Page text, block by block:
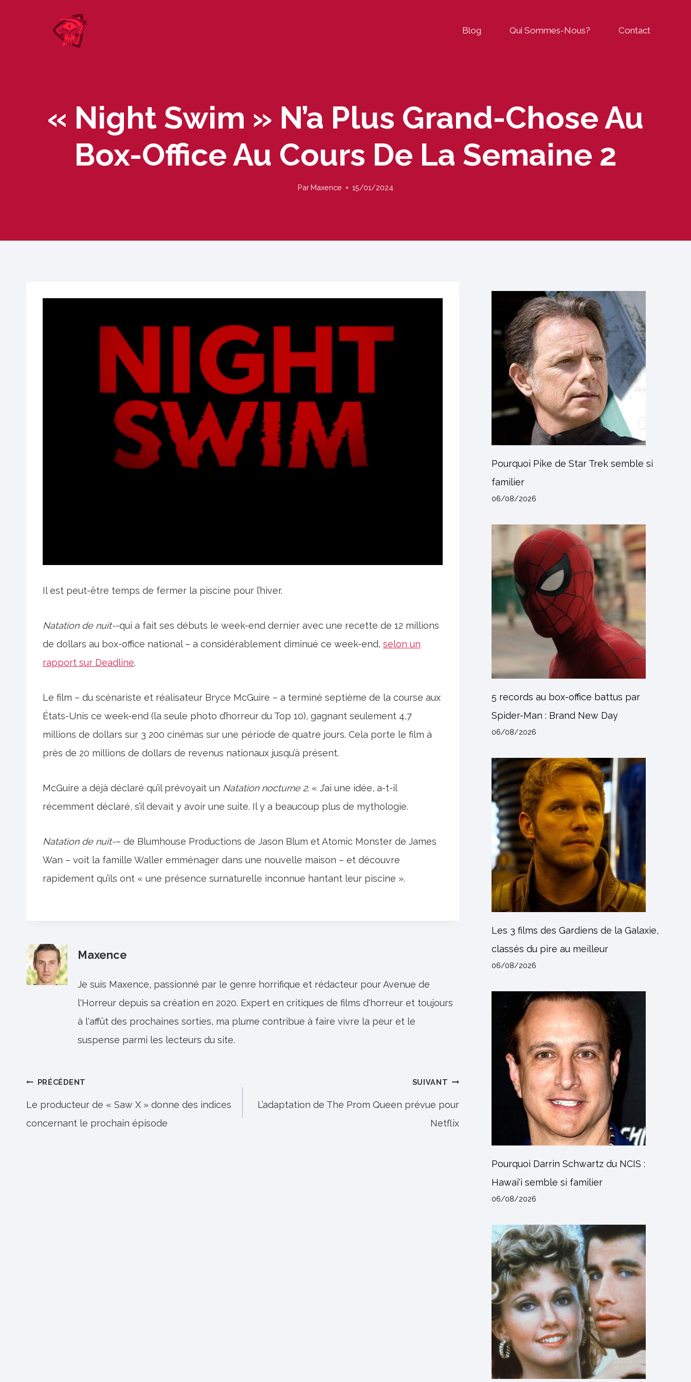
Blog Qui Sommes-Nous? Contact
« Night Swim » N’a Plus Grand-Chose Au
Box-Office Au Cours De La Semaine 2
Par Maxence 15/01/2024
Il est peut-être temps de fermer la piscine pour l’hiver.
Natation de nuit--qui a fait ses débuts le week-end dernier avec une recette de 12 millions
de dollars au box-office national – a considérablement diminué ce week-end, selon un
rapport sur Deadline.
Le film – du scénariste et réalisateur Bryce McGuire – a terminé septième de la course aux
États-Unis ce week-end (la seule photo d’horreur du Top 10), gagnant seulement 4,7
millions de dollars sur 3 200 cinémas sur une période de quatre jours. Cela porte le film à
près de 20 millions de dollars de revenus nationaux jusqu’à présent.
McGuire a déjà déclaré qu’il prévoyait un Natation nocturne 2. « J’ai une idée, a-t-il
récemment déclaré, s’il devait y avoir une suite. Il y a beaucoup plus de mythologie.
Natation de nuit-– de Blumhouse Productions de Jason Blum et Atomic Monster de James
Wan – voit la famille Waller emménager dans une nouvelle maison – et découvre
rapidement qu’ils ont « une présence surnaturelle inconnue hantant leur piscine ».
Maxence
Je suis Maxence, passionné par le genre horrifique et rédacteur pour Avenue de
l'Horreur depuis sa création en 2020. Expert en critiques de films d'horreur et toujours
à l'affût des prochaines sorties, ma plume contribue à faire vivre la peur et le
suspense parmi les lecteurs du site.
Navigation
de
l’article
PRÉCÉDENT
Le producteur de « Saw X » donne des indices
concernant le prochain épisode
SUIVANT
L’adaptation de The Prom Queen prévue pour
Netflix
Pourquoi Pike de Star Trek semble si
familier
06/08/2026
5 records au box-office battus par
Spider-Man : Brand New Day
06/08/2026
Les 3 films des Gardiens de la Galaxie,
classés du pire au meilleur
06/08/2026
Pourquoi Darrin Schwartz du NCIS :
Hawai'i semble si familier
06/08/2026